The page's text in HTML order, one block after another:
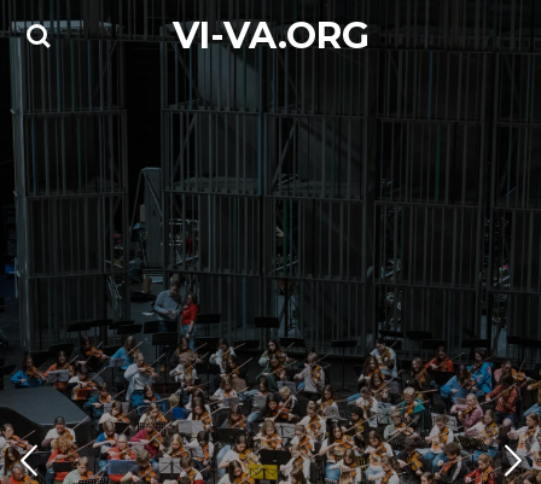
Ga
direct
hoofdinhoud
VI-VA.ORG